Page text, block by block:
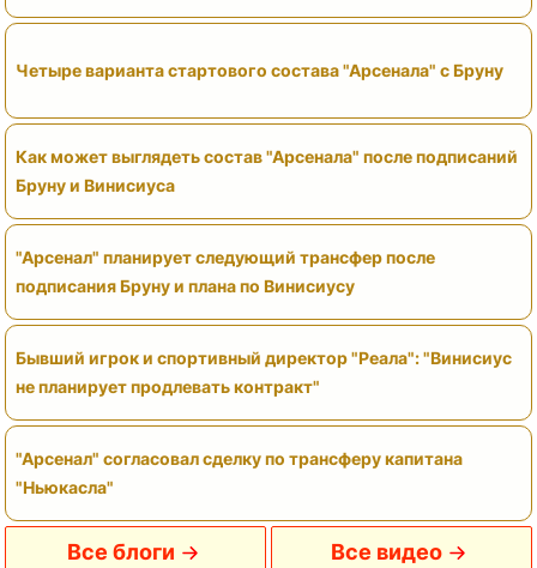
Четыре варианта стартового состава "Арсенала" с Бруну
Как может выглядеть состав "Арсенала" после подписаний
Бруну и Винисиуса
"Арсенал" планирует следующий трансфер после
подписания Бруну и плана по Винисиусу
Бывший игрок и спортивный директор "Реала": "Винисиус
не планирует продлевать контракт"
"Арсенал" согласовал сделку по трансферу капитана
"Ньюкасла"
Все блоги Все видео